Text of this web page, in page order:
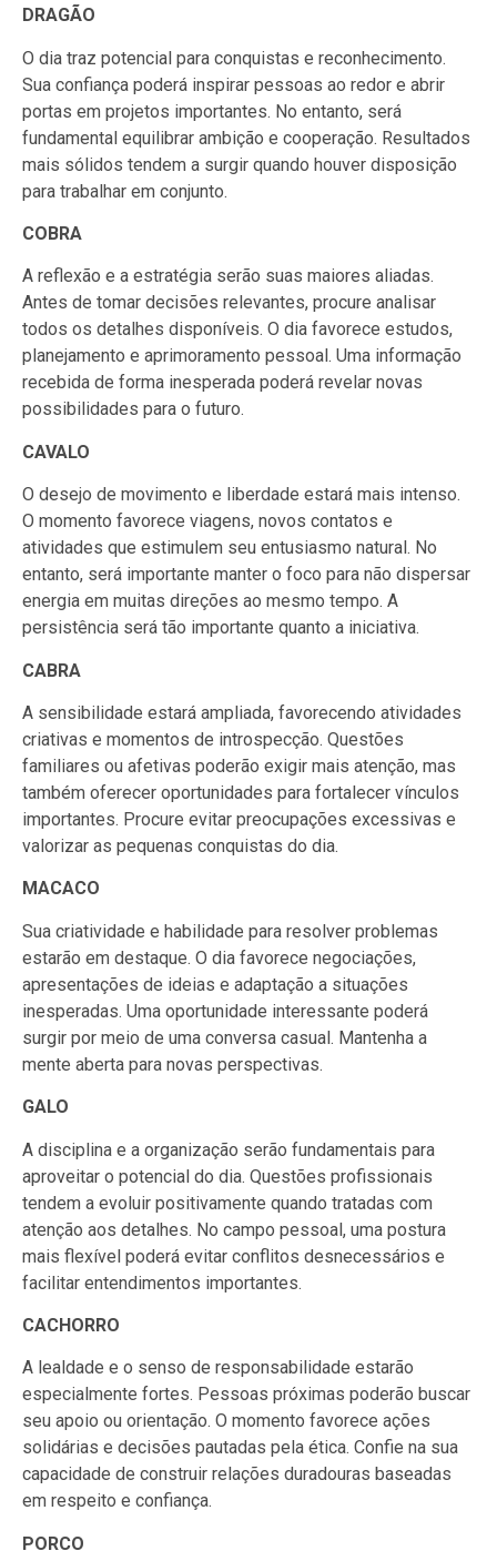
DRAGÃO
O dia traz potencial para conquistas e reconhecimento.
Sua confiança poderá inspirar pessoas ao redor e abrir
portas em projetos importantes. No entanto, será
fundamental equilibrar ambição e cooperação. Resultados
mais sólidos tendem a surgir quando houver disposição
para trabalhar em conjunto.
COBRA
A reflexão e a estratégia serão suas maiores aliadas.
Antes de tomar decisões relevantes, procure analisar
todos os detalhes disponíveis. O dia favorece estudos,
planejamento e aprimoramento pessoal. Uma informação
recebida de forma inesperada poderá revelar novas
possibilidades para o futuro.
CAVALO
O desejo de movimento e liberdade estará mais intenso.
O momento favorece viagens, novos contatos e
atividades que estimulem seu entusiasmo natural. No
entanto, será importante manter o foco para não dispersar
energia em muitas direções ao mesmo tempo. A
persistência será tão importante quanto a iniciativa.
CABRA
A sensibilidade estará ampliada, favorecendo atividades
criativas e momentos de introspecção. Questões
familiares ou afetivas poderão exigir mais atenção, mas
também oferecer oportunidades para fortalecer vínculos
importantes. Procure evitar preocupações excessivas e
valorizar as pequenas conquistas do dia.
MACACO
Sua criatividade e habilidade para resolver problemas
estarão em destaque. O dia favorece negociações,
apresentações de ideias e adaptação a situações
inesperadas. Uma oportunidade interessante poderá
surgir por meio de uma conversa casual. Mantenha a
mente aberta para novas perspectivas.
GALO
A disciplina e a organização serão fundamentais para
aproveitar o potencial do dia. Questões profissionais
tendem a evoluir positivamente quando tratadas com
atenção aos detalhes. No campo pessoal, uma postura
mais flexível poderá evitar conflitos desnecessários e
facilitar entendimentos importantes.
CACHORRO
A lealdade e o senso de responsabilidade estarão
especialmente fortes. Pessoas próximas poderão buscar
seu apoio ou orientação. O momento favorece ações
solidárias e decisões pautadas pela ética. Confie na sua
capacidade de construir relações duradouras baseadas
em respeito e confiança.
PORCO